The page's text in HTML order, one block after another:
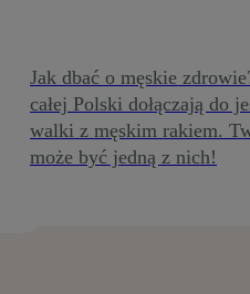
Jak dbać o męskie
całej Polski dołączają do
walki z męskim rakiem.
może być jedną z nich!